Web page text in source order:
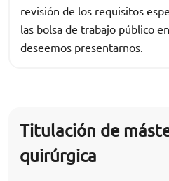
revisión de los requisitos
las bolsa de trabajo público
deseemos presentarnos.
Titulación de
quirúrgica